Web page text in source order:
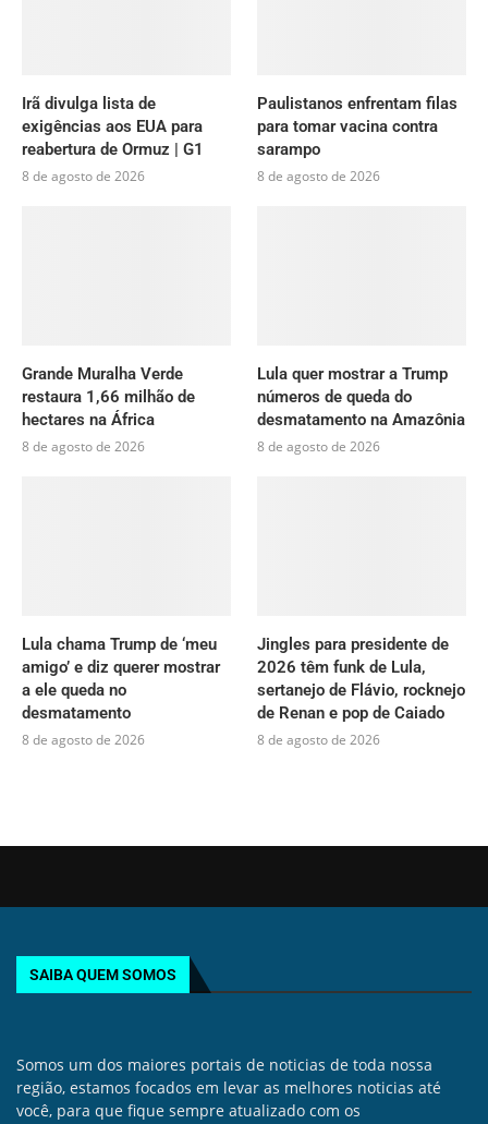
Irã divulga lista de
exigências aos EUA para
reabertura de Ormuz | G1
8 de agosto de 2026
Paulistanos enfrentam filas
para tomar vacina contra
sarampo
8 de agosto de 2026
Grande Muralha Verde
restaura 1,66 milhão de
hectares na África
8 de agosto de 2026
Lula quer mostrar a Trump
números de queda do
desmatamento na Amazônia
8 de agosto de 2026
Lula chama Trump de ‘meu
amigo’ e diz querer mostrar
a ele queda no
desmatamento
8 de agosto de 2026
Jingles para presidente de
2026 têm funk de Lula,
sertanejo de Flávio, rocknejo
de Renan e pop de Caiado
8 de agosto de 2026
SAIBA QUEM SOMOS
Somos um dos maiores portais de noticias de toda nossa
região, estamos focados em levar as melhores noticias até
você, para que fique sempre atualizado com os